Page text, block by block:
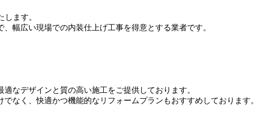
ます。
幅広い現場での内装仕上げ工事を得意とする業者です。
なデザインと質の高い施工をご提供しております。
なく、快適かつ機能的なリフォームプランもおすすめしております。